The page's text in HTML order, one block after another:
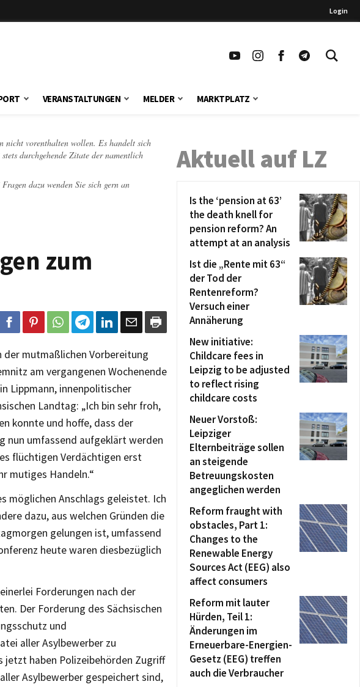
Login
VERANSTALTUNGEN MELDER MARKTPLATZ
nicht vorenthalten wollen. Es handelt sich
durchgehende Zitate der namentlich
dazu wenden Sie sich gern an
zum
mutmaßlichen Vorbereitung
am vergangenen Wochenende
Lippmann, innenpolitischer
Landtag: „Ich bin sehr froh,
konnte und hoffe, dass der
nun umfassend aufgeklärt werden
flüchtigen Verdächtigen erst
mutiges Handeln.“
möglichen Anschlags geleistet. Ich
dazu, aus welchen Gründen die
gelungen ist, umfassend
heute waren diesbezüglich
Forderungen nach der
Der Forderung des Sächsischen
und
aller Asylbewerber zu
haben Polizeibehörden Zugriff
Asylbewerber gespeichert sind,
Aktuell auf LZ
Is the ‘pension at 63’
the death knell for
pension reform? An
attempt at an analysis
Ist die „Rente mit 63“
der Tod der
Rentenreform?
Versuch einer
Annäherung
New initiative:
Childcare fees in
Leipzig to be adjusted
to reflect rising
childcare costs
Neuer Vorstoß:
Leipziger
Elternbeiträge sollen
an steigende
Betreuungskosten
angeglichen werden
Reform fraught with
obstacles, Part 1:
Changes to the
Renewable Energy
Sources Act (EEG) also
affect consumers
Reform mit lauter
Hürden, Teil 1:
Änderungen im
Erneuerbare-Energien-
Gesetz (EEG) treffen
auch die Verbraucher